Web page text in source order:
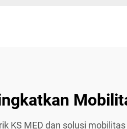
KS MED dan solusi